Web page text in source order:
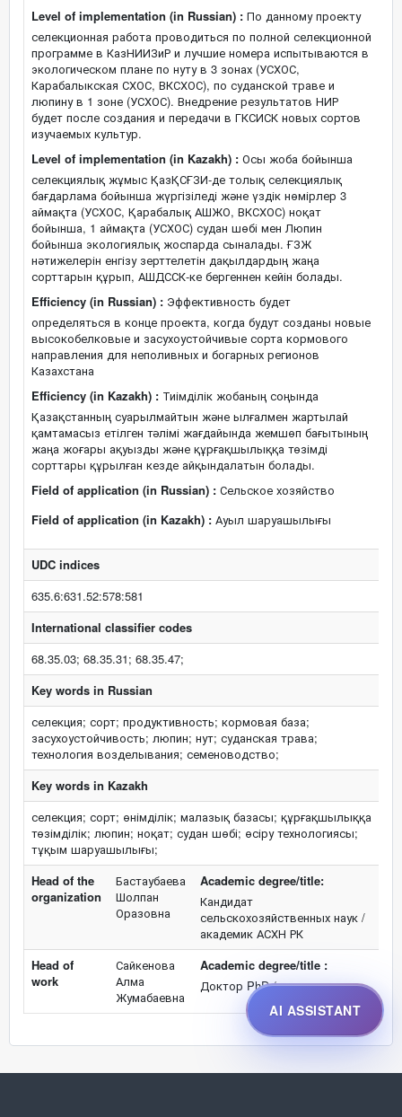
Level of implementation (in Russian) : По данному проекту
селекционная работа проводиться по полной селекционной
программе в КазНИИЗиР и лучшие номера испытываются в
экологическом плане по нуту в 3 зонах (УСХОС,
Карабалыкская СХОС, ВКСХОС), по суданской траве и
люпину в 1 зоне (УСХОС). Внедрение результатов НИР
будет после создания и передачи в ГКСИСК новых сортов
изучаемых культур.
Level of implementation (in Kazakh) : Осы жоба бойынша
селекциялық жұмыс ҚазҚСҒЗИ-де толық селекциялық
бағдарлама бойынша жүргізіледі және үздік нөмірлер 3
аймақта (УСХОС, Қарабалық АШЖО, ВКСХОС) ноқат
бойынша, 1 аймақта (УСХОС) судан шөбі мен Люпин
бойынша экологиялық жоспарда сыналады. ҒЗЖ
нәтижелерін енгізу зерттелетін дақылдардың жаңа
сорттарын құрып, АШДССК-ке бергеннен кейін болады.
Efficiency (in Russian) : Эффективность будет
определяться в конце проекта, когда будут созданы новые
высокобелковые и засухоустойчивые сорта кормового
направления для неполивных и богарных регионов
Казахстана
Efficiency (in Kazakh) : Тиімділік жобаның соңында
Қазақстанның суарылмайтын және ылғалмен жартылай
қамтамасыз етілген тәлімі жағдайында жемшөп бағытының
жаңа жоғары ақуызды және құрғақшылыққа төзімді
сорттары құрылған кезде айқындалатын болады.
Field of application (in Russian) : Сельское хозяйство
Field of application (in Kazakh) : Ауыл шаруашылығы
UDC indices
635.6:631.52:578:581
International classifier codes
68.35.03; 68.35.31; 68.35.47;
Key words in Russian
селекция; сорт; продуктивность; кормовая база;
засухоустойчивость; люпин; нут; суданская трава;
технология возделывания; семеноводство;
Key words in Kazakh
селекция; сорт; өнімділік; малазық базасы; құрғақшылыққа
төзімділік; люпин; ноқат; судан шөбі; өсіру технологиясы;
тұқым шаруашылығы;
Head of the
organization
Бастаубаева
Шолпан
Оразовна
Academic degree/title:
Кандидат
сельскохозяйственных наук /
академик АСХН РК
Head of
work
Сайкенова
Алма
Жумабаевна
Academic degree/title :
Доктор PhD / нет
AI ASSISTANT